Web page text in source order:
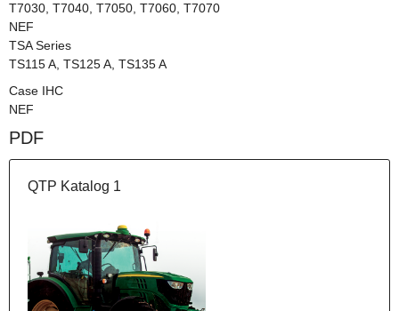
T7030, T7040, T7050, T7060, T7070
NEF
TSA Series
TS115 A, TS125 A, TS135 A
Case IHC
NEF
PDF
QTP Katalog 1